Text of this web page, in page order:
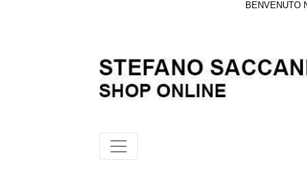
BENVENUTO